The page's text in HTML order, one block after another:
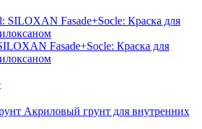
Fasade+Socle: Краска для